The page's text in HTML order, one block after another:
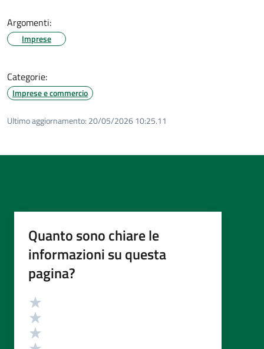
Argomenti:
Imprese
Categorie:
Imprese e commercio
Ultimo aggiornamento: 20/05/2026 10:25.11
Quanto sono chiare le
informazioni su questa
pagina?
Valutazione